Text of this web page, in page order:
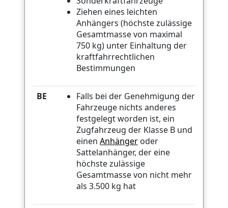
Ziehen eines leichten
Anhängers (höchste zulässige
Gesamtmasse von maximal
750 kg) unter Einhaltung der
kraftfahrrechtlichen
Bestimmungen
BE
Falls bei der Genehmigung der
Fahrzeuge nichts anderes
festgelegt worden ist, ein
Zugfahrzeug der Klasse B und
einen Anhänger oder
Sattelanhänger, der eine
höchste zulässige
Gesamtmasse von nicht mehr
als 3.500 kg hat